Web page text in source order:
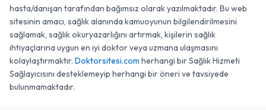
hasta/danışan tarafından bağımsız olarak yazılmaktadır. Bu web
sitesinin amacı, sağlık alanında kamuoyunun bilgilendirilmesini
sağlamak, sağlık okuryazarlığını artırmak, kişilerin sağlık
ihtiyaçlarına uygun en iyi doktor veya uzmana ulaşmasını
kolaylaştırmaktır. Doktorsitesi.com herhangi bir Sağlık Hizmeti
Sağlayıcısını desteklemeyip herhangi bir öneri ve tavsiyede
bulunmamaktadır.